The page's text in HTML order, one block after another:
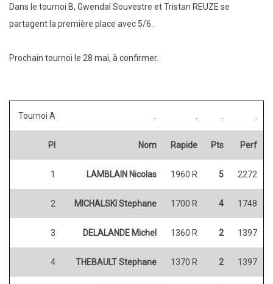
Dans le tournoi B, Gwendal Souvestre et Tristan REUZE se
partagent la première place avec 5/6.
Prochain tournoi le 28 mai, à confirmer.
Tournoi A
Pl Nom Rapide Pts Perf
1 LAMBLAIN Nicolas 1960 R 5 2272
2 MICHALSKI Stephane 1700 R 4 1748
3 DELALANDE Michel 1360 R 2 1397
4 THEBAULT Stephane 1370 R 2 1397